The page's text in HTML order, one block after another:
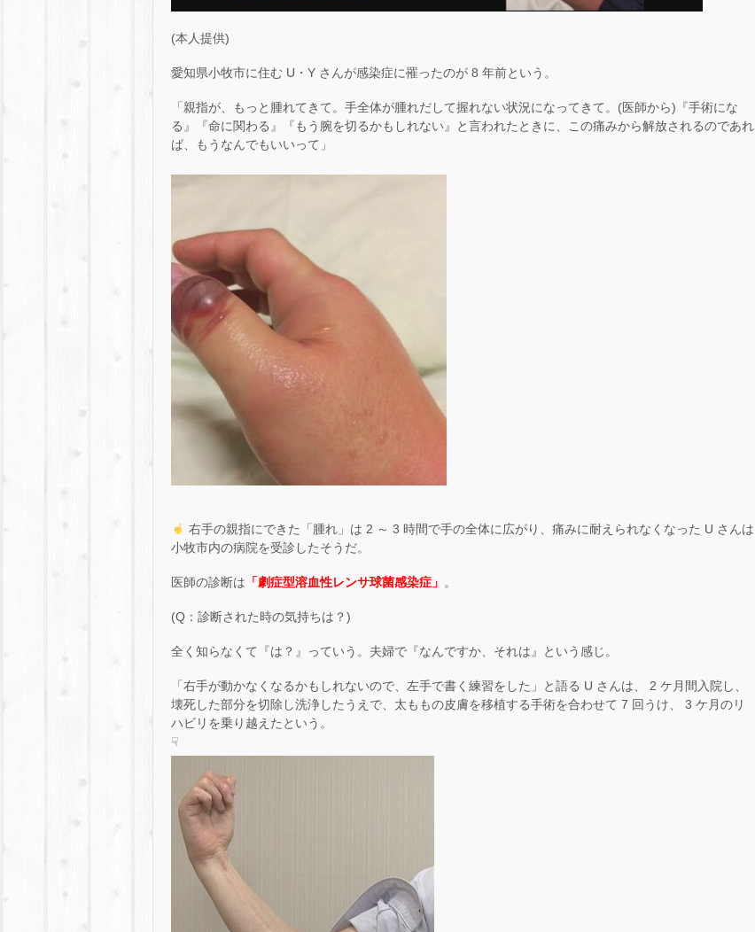
(本人提供)
愛知県小牧市に住む U・Y さんが感染症に罹ったのが 8 年前という。
「親指が、もっと腫れてきて。手全体が腫れだして握れない状況になってきて。(医師から)『手術にな
る』『命に関わる』『もう腕を切るかもしれない』と言われたときに、この痛みから解放されるのであれ
ば、もうなんでもいいって」
右手の親指にできた「腫れ」は 2 ～ 3 時間で手の全体に広がり、痛みに耐えられなくなった U さんは
小牧市内の病院を受診したそうだ。
医師の診断は 「劇症型溶血性レンサ球菌感染症」 。
(Q：診断された時の気持ちは？)
全く知らなくて『は？』っていう。夫婦で『なんですか、それは』という感じ。
「右手が動かなくなるかもしれないので、左手で書く練習をした」と語る U さんは、 2 ケ月間入院し、
壊死した部分を切除し洗浄したうえで、太ももの皮膚を移植する手術を合わせて 7 回うけ、 3 ケ月のリ
ハビリを乗り越えたという。
☟